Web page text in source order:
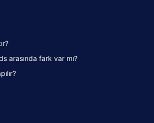
arasında fark var mı?